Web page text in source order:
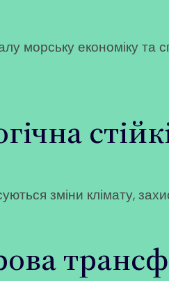
морську економіку та
зміни клімату,